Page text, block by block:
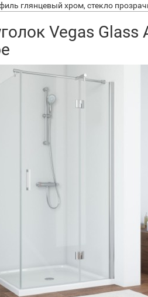
глянцевый хром, стекло
Vegas Glass